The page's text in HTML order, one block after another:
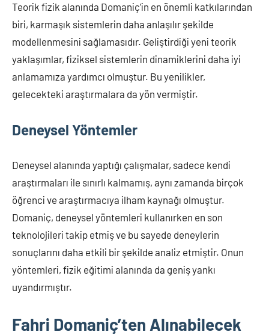
Teorik fizik alanında Domaniç’in en önemli katkılarından
biri, karmaşık sistemlerin daha anlaşılır şekilde
modellenmesini sağlamasıdır. Geliştirdiği yeni teorik
yaklaşımlar, fiziksel sistemlerin dinamiklerini daha iyi
anlamamıza yardımcı olmuştur. Bu yenilikler,
gelecekteki araştırmalara da yön vermiştir.
Deneysel Yöntemler
Deneysel alanında yaptığı çalışmalar, sadece kendi
araştırmaları ile sınırlı kalmamış, aynı zamanda birçok
öğrenci ve araştırmacıya ilham kaynağı olmuştur.
Domaniç, deneysel yöntemleri kullanırken en son
teknolojileri takip etmiş ve bu sayede deneylerin
sonuçlarını daha etkili bir şekilde analiz etmiştir. Onun
yöntemleri, fizik eğitimi alanında da geniş yankı
uyandırmıştır.
Fahri Domaniç’ten Alınabilecek